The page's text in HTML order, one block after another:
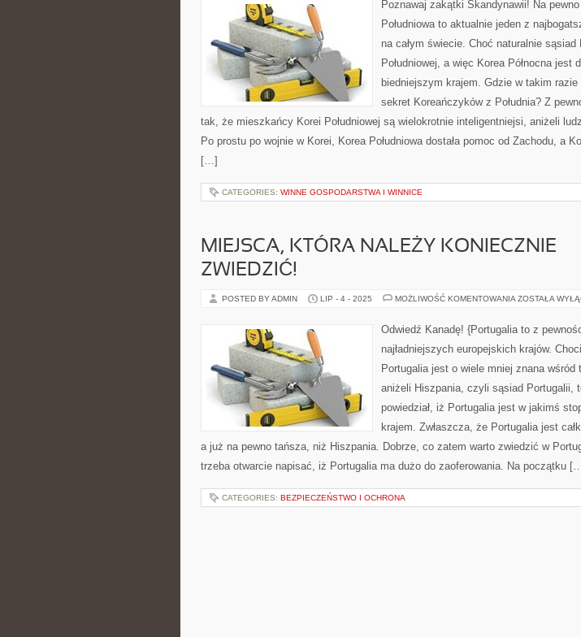
POCIĄGIEM
Poznawaj zakątki Skandynawii! Na
Południowa to aktualnie jeden z
na całym świecie. Choć naturalnie sąsiad
Południowej, a więc Korea Północna jest
biedniejszym krajem. Gdzie w takim
sekret Koreańczyków z Południa? Z
tak, że mieszkańcy Korei Południowej są wielokrotnie inteligentniejsi, aniżeli
Po prostu po wojnie w Korei, Korea Południowa dostała pomoc od Zachodu, a
[…]
CATEGORIES: WINNE GOSPODARSTWA I WINNICE
MIEJSCA, KTÓRA NALEŻY KONIECZNIE
ZWIEDZIĆ!
POSTED BY ADMIN LIP - 4 - 2025 MOŻLIWOŚĆ KOMENTOWANIA MIEJSCA,
KONIECZNIE
ZWIEDZIĆ!
ZOSTAŁA
Odwiedź Kanadę! {Portugalia to z
najładniejszych europejskich krajów.
Portugalia jest o wiele mniej znana wśród
aniżeli Hiszpania, czyli sąsiad Portugalii,
powiedział, iż Portugalia jest w jakimś
krajem. Zwłaszcza, że Portugalia jest
a już na pewno tańsza, niż Hiszpania. Dobrze, co zatem warto zwiedzić w
trzeba otwarcie napisać, iż Portugalia ma dużo do zaoferowania. Na początku
CATEGORIES: BEZPIECZEŃSTWO I OCHRONA